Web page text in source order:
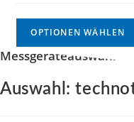
OPTIONEN WÄHLEN
Messgeräteauswahl
Auswahl: